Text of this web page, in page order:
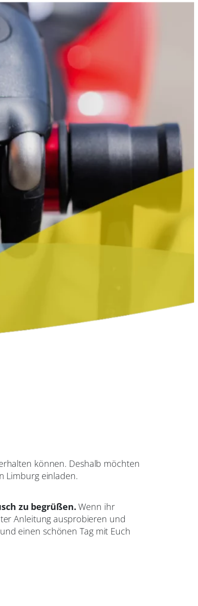
Kontakt Niederlassungen
können. Deshalb möchten
Limburg einladen.
zu begrüßen.Wenn ihr
Anleitung ausprobieren und
einen schönen Tag mit Euch